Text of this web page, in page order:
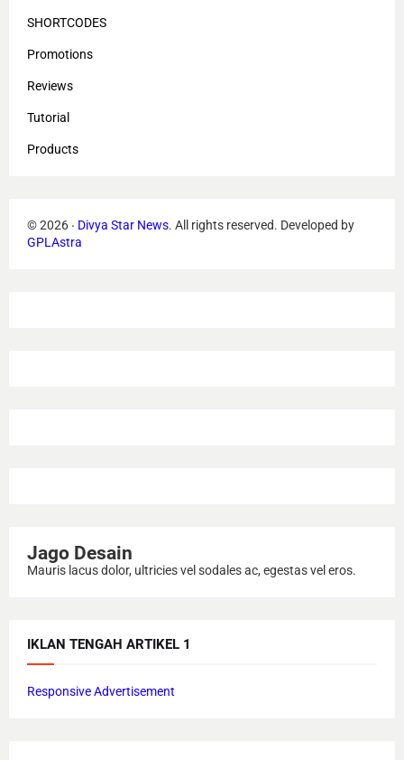
SHORTCODES
Promotions
Reviews
Tutorial
Products
©2026 ‧ Divya Star News. All rights reserved. Developed by
GPLAstra
Jago Desain
Mauris lacus dolor, ultricies vel sodales ac, egestas vel eros.
IKLAN TENGAH ARTIKEL 1
Responsive Advertisement